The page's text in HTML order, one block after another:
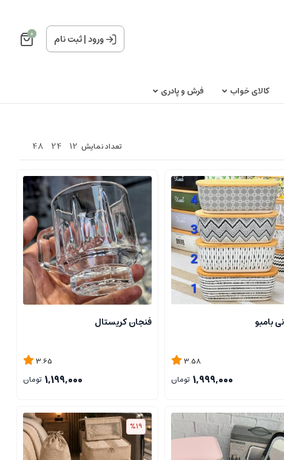
ورود|ثبت نام 0
کالای خواب
فرش و پادری
تعداد نمایش 12
24
48
بامبو
3.58
1,999,000 تومان
فنجان کریستال
3.65
1,199,000 تومان
%19